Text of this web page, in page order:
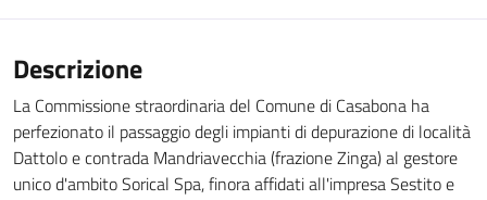
Descrizione
La Commissione straordinaria del Comune di Casabona ha
perfezionato il passaggio degli impianti di depurazione di località
Dattolo e contrada Mandriavecchia (frazione Zinga) al gestore
unico d'ambito Sorical Spa, finora affidati all'impresa Sestito e